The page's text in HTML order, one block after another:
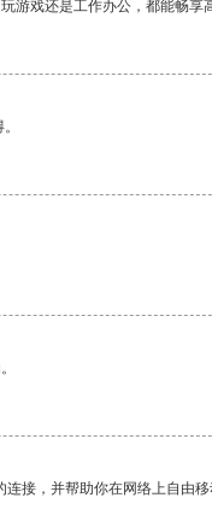
游戏还是工作办公，都能畅
接，并帮助你在网络上自由移